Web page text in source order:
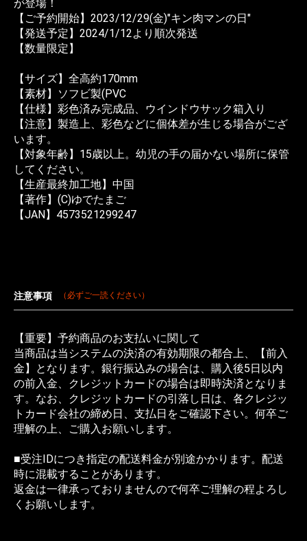
が登場！
【ご予約開始】2023/12/29(金)"キン肉マンの日"
【発送予定】2024/1/12より順次発送
【数量限定】
【サイズ】全高約170mm
【素材】ソフビ製(PVC
【仕様】彩色済み完成品、ウインドウサック箱入り
【注意】製造上、彩色などに個体差が生じる場合がござ
います。
【対象年齢】15歳以上。幼児の手の届かない場所に保管
してください。
【生産最終加工地】中国
【著作】(C)ゆでたまご
【JAN】4573521299247
注意事項 （必ずご一読ください）
【重要】予約商品のお支払いに関して
当商品は当システムの決済の有効期限の都合上、【前入
金】となります。銀行振込みの場合は、購入後5日以内
の前入金、クレジットカードの場合は即時決済となりま
す。なお、クレジットカードの引落し日は、各クレジッ
トカード会社の締め日、支払日をご確認下さい。何卒ご
理解の上、ご購入お願いします。
■受注IDにつき指定の配送料金が別途かかります。配送
時に混載することがあります。
返金は一律承っておりませんので何卒ご理解の程よろし
くお願いします。